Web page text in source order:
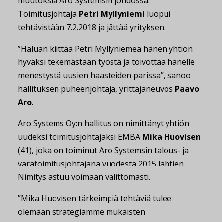
Toimitusjohtaja Petri Myllyniemi luopui
tehtävistään 7.2.2018 ja jättää yrityksen.
”Haluan kiittää Petri Myllyniemeä hänen yhtiön
hyväksi tekemästään työstä ja toivottaa hänelle
menestystä uusien haasteiden parissa”, sanoo
hallituksen puheenjohtaja, yrittäjäneuvos Paavo
Aro.
Aro Systems Oy:n hallitus on nimittänyt yhtiön
uudeksi toimitusjohtajaksi EMBA Mika Huovisen
(41), joka on toiminut Aro Systemsin talous- ja
varatoimitusjohtajana vuodesta 2015 lähtien.
Nimitys astuu voimaan välittömästi.
”Mika Huovisen tärkeimpiä tehtäviä tulee
olemaan strategiamme mukaisten